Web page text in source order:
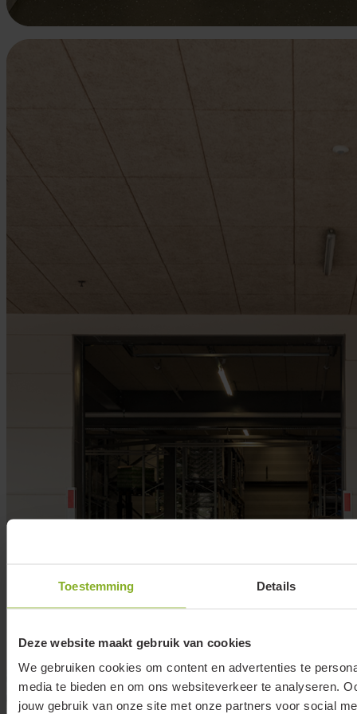
Toestemming Details
Deze website maakt gebruik van cookies
We gebruiken cookies om content en advertenties te
media te bieden en om ons websiteverkeer te analyseren.
jouw gebruik van onze site met onze partners voor social